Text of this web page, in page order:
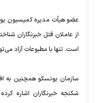
از عاملان قتل خبرنگاران
است. تنها با مطبوعات آزاد
سازمان یونسکو همچنین به
شکنجه خبرنگاران اشاره